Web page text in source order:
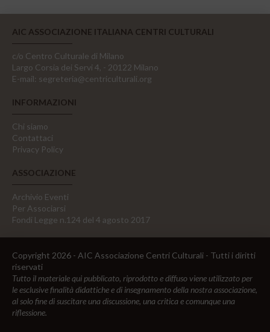
AIC ASSOCIAZIONE ITALIANA CENTRI CULTURALI
c/o Centro Culturale di Milano
Largo Corsia dei Servi 4, - 20122 Milano
E-mail: segreteria@centriculturali.org
INFORMAZIONI
Chi siamo
Contattaci
Privacy Policy
ASSOCIAZIONE
Archivio Eventi
Per Associarsi
Fondi Legge n.124 del 4 agosto 2017
Copyright 2026 - AIC Associazione Centri Culturali - Tutti i diritti
riservati
Tutto il materiale qui pubblicato, riprodotto e diffuso viene utilizzato per
le esclusive finalità didattiche e di insegnamento della nostra associazione,
al solo fine di suscitare una discussione, una critica e comunque una
riflessione.